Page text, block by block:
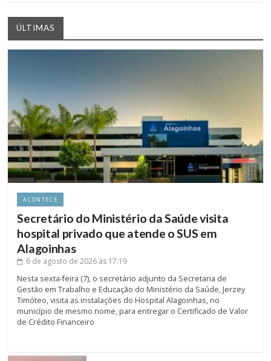
ÚLTIMAS
ACONTECE
Secretário do Ministério da Saúde visita
hospital privado que atende o SUS em
Alagoinhas
6 de agosto de 2026 às 17:19
Nesta sexta-feira (7), o secretário adjunto da Secretaria de
Gestão em Trabalho e Educação do Ministério da Saúde, Jerzey
Timóteo, visita as instalações do Hospital Alagoinhas, no
município de mesmo nome, para entregar o Certificado de Valor
de Crédito Financeiro